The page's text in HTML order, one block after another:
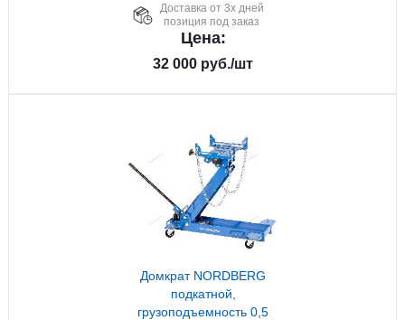
Доставка от 3х дней
позиция под заказ
Цена:
32 000 руб./шт
Домкрат NORDBERG
подкатной,
грузоподъемность 0,5